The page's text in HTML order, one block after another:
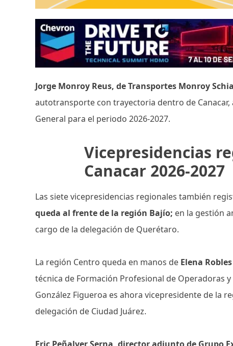
Jorge Monroy Reus, de Transportes Monroy
autotransporte con trayectoria dentro de
General para el periodo 2026-2027.
Vicepresidencias
Canacar 2026-2027
Las siete vicepresidencias regionales también
queda al frente de la región Bajío; en la gestión
cargo de la delegación de Querétaro.
La región Centro queda en manos de Elena
técnica de Formación Profesional de Operadoras
González Figueroa es ahora vicepresidente de la
delegación de Ciudad Juárez.